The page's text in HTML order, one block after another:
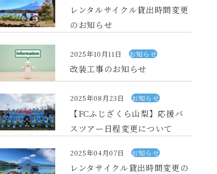
レンタルサイクル貸出時間変更
のお知らせ
2025年10月11日 お知らせ
改装工事のお知らせ
2025年08月23日 お知らせ
【FCふじざくら山梨】応援バ
スツアー日程変更について
2025年04月07日 お知らせ
レンタサイクル貸出時間変更の